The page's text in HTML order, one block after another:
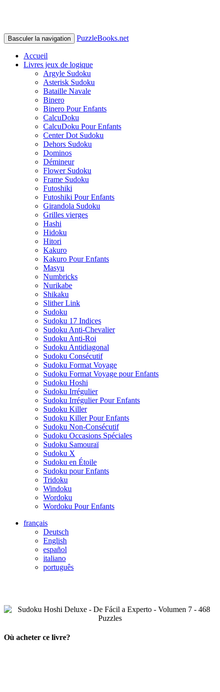
Basculer la navigation PuzzleBooks.net
Accueil
Livres jeux de logique
Argyle Sudoku
Asterisk Sudoku
Bataille Navale
Binero
Binero Pour Enfants
CalcuDoku
CalcuDoku Pour Enfants
Center Dot Sudoku
Dehors Sudoku
Dominos
Démineur
Flower Sudoku
Frame Sudoku
Futoshiki
Futoshiki Pour Enfants
Girandola Sudoku
Grilles vierges
Hashi
Hidoku
Hitori
Kakuro
Kakuro Pour Enfants
Masyu
Numbricks
Nurikabe
Shikaku
Slither Link
Sudoku
Sudoku 17 Indices
Sudoku Anti-Chevalier
Sudoku Anti-Roi
Sudoku Antidiagonal
Sudoku Consécutif
Sudoku Format Voyage
Sudoku Format Voyage pour Enfants
Sudoku Hoshi
Sudoku Irrégulier
Sudoku Irrégulier Pour Enfants
Sudoku Killer
Sudoku Killer Pour Enfants
Sudoku Non-Consécutif
Sudoku Occasions Spéciales
Sudoku Samouraï
Sudoku X
Sudoku en Étoile
Sudoku pour Enfants
Tridoku
Windoku
Wordoku
Wordoku Pour Enfants
français
Deutsch
English
español
italiano
português
Où acheter ce livre?